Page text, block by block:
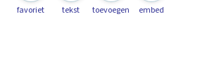
favoriet tekst toevoegen embed